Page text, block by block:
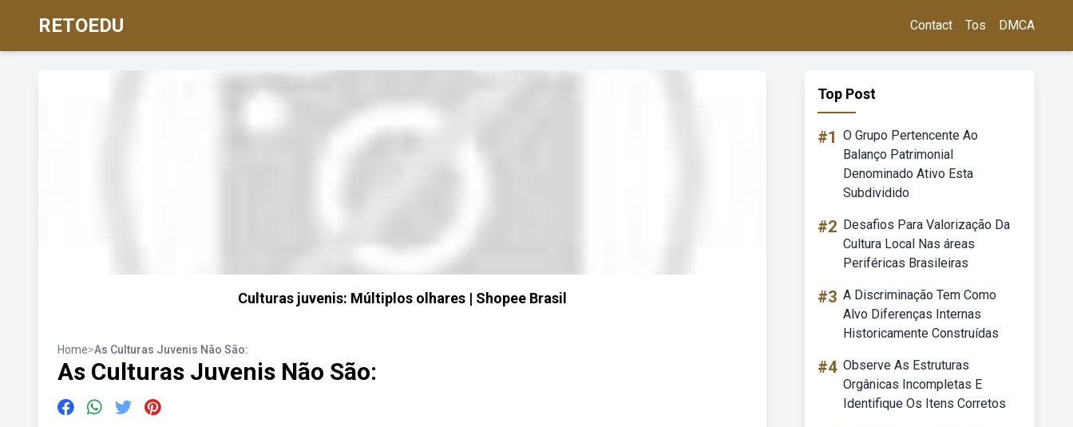
RETOEDU Contact Tos DMCA
Culturas juvenis: Múltiplos olhares | Shopee Brasil
Home>As Culturas Juvenis Não São:
As Culturas Juvenis Não São:
Top Post
#1 O Grupo Pertencente Ao
Balanço Patrimonial
Denominado Ativo Esta
Subdividido
#2 Desafios Para Valorização Da
Cultura Local Nas áreas
Periféricas Brasileiras
#3 A Discriminação Tem Como
Alvo Diferenças Internas
Historicamente Construídas
#4 Observe As Estruturas
Orgânicas Incompletas E
Identifique Os Itens Corretos